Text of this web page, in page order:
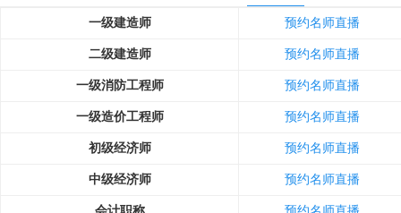
一级建造师 预约名师直播
二级建造师 预约名师直播
一级消防工程师 预约名师直播
一级造价工程师 预约名师直播
初级经济师 预约名师直播
中级经济师 预约名师直播